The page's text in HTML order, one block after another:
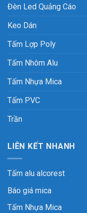
Đèn Led Quảng Cáo
Keo Dán
Tấm Lợp Poly
Tấm Nhôm Alu
Tấm Nhựa Mica
Tấm PVC
Trần
LIÊN KẾT NHANH
Tấm alu alcorest
Báo giá mica
Tấm Nhựa Mica